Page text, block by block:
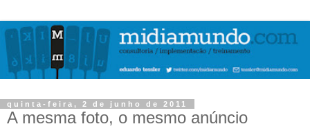
quinta-feira, 2 de junho de 2011
A mesma foto, o mesmo anúncio